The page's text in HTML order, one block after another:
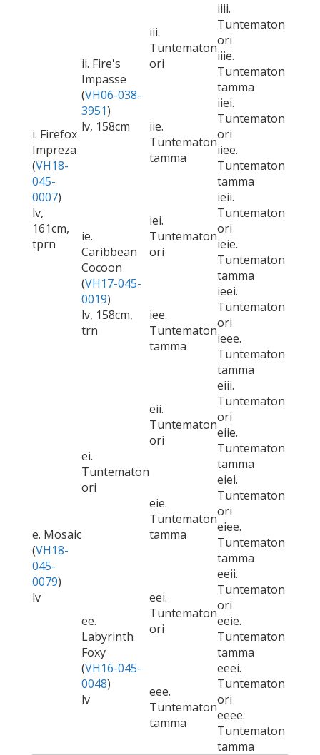
i. Firefox
Impreza
(VH18-
045-
0007)
lv,
161cm,
tprn
ii. Fire's
Impasse
(VH06-038-
3951)
lv, 158cm
iii.
Tuntematon
ori
iiii.
Tuntematon
ori
iiie.
Tuntematon
tamma
iie.
Tuntematon
tamma
iiei.
Tuntematon
ori
iiee.
Tuntematon
tamma
ie.
Caribbean
Cocoon
(VH17-045-
0019)
lv, 158cm,
trn
iei.
Tuntematon
ori
ieii.
Tuntematon
ori
ieie.
Tuntematon
tamma
iee.
Tuntematon
tamma
ieei.
Tuntematon
ori
ieee.
Tuntematon
tamma
e. Mosaic
(VH18-
045-
0079)
lv
ei.
Tuntematon
ori
eii.
Tuntematon
ori
eiii.
Tuntematon
ori
eiie.
Tuntematon
tamma
eie.
Tuntematon
tamma
eiei.
Tuntematon
ori
eiee.
Tuntematon
tamma
ee.
Labyrinth
Foxy
(VH16-045-
0048)
lv
eei.
Tuntematon
ori
eeii.
Tuntematon
ori
eeie.
Tuntematon
tamma
eee.
Tuntematon
tamma
eeei.
Tuntematon
ori
eeee.
Tuntematon
tamma